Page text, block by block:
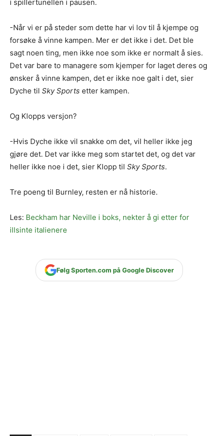
i spillertunellen i pausen.
-Når vi er på steder som dette har vi lov til å kjempe og
forsøke å vinne kampen. Mer er det ikke i det. Det ble
sagt noen ting, men ikke noe som ikke er normalt å sies.
Det var bare to managere som kjemper for laget deres og
ønsker å vinne kampen, det er ikke noe galt i det, sier
Dyche til Sky Sports etter kampen.
Og Klopps versjon?
-Hvis Dyche ikke vil snakke om det, vil heller ikke jeg
gjøre det. Det var ikke meg som startet det, og det var
heller ikke noe i det, sier Klopp til Sky Sports.
Tre poeng til Burnley, resten er nå historie.
Les: Beckham har Neville i boks, nekter å gi etter for
illsinte italienere
Følg Sporten.com på Google Discover